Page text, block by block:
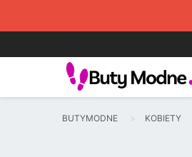
BUTYMODNE KOBIETY